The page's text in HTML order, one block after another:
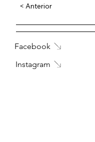
< Anterior
Facebook
Instagram